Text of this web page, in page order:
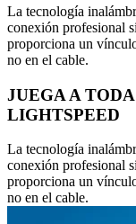
La tecnología
conexión profesional
proporciona un
no en el cable.
JUEGA A
LIGHTSPEED
La tecnología
conexión profesional
proporciona un
no en el cable.